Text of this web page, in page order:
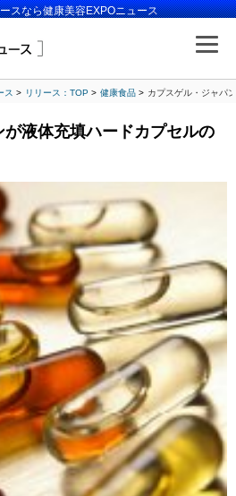
スなら健康美容EXPOニュース
ス リリース：TOP 健康食品 カプスゲル・ジャパ
液体充填ハードカプセルの